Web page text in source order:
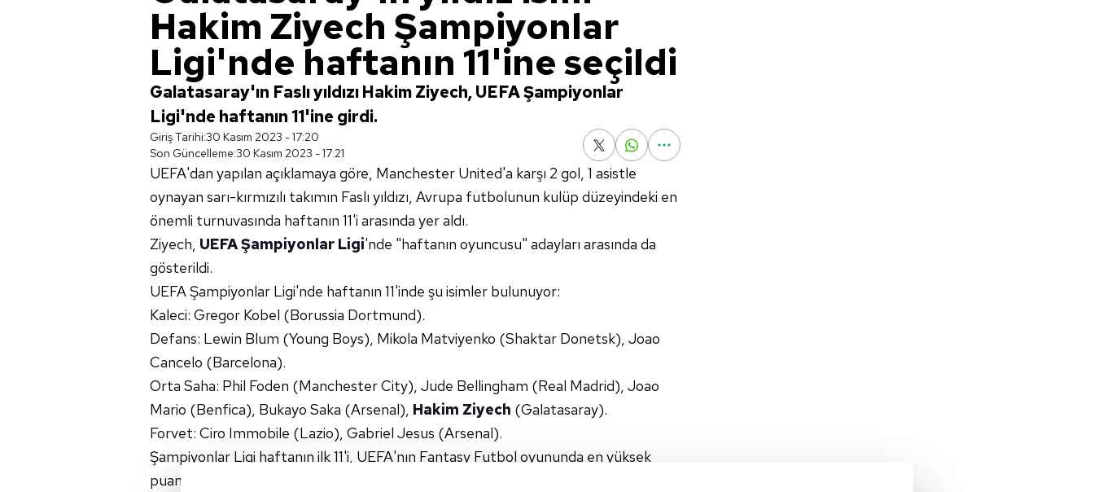
Hakim Ziyech Şampiyonlar
Ligi'nde haftanın 11'ine seçildi
Galatasaray'ın Faslı yıldızı Hakim Ziyech, UEFA Şampiyonlar
Ligi'nde haftanın 11'ine girdi.
Giriş Tarihi:30 Kasım 2023 - 17:20
Son Güncelleme:30 Kasım 2023 - 17:21
UEFA'dan yapılan açıklamaya göre, Manchester United'a karşı 2 gol, 1 asistle
oynayan sarı-kırmızılı takımın Faslı yıldızı, Avrupa futbolunun kulüp düzeyindeki en
önemli turnuvasında haftanın 11'i arasında yer aldı.
Ziyech, UEFA Şampiyonlar Ligi'nde "haftanın oyuncusu" adayları arasında da
gösterildi.
UEFA Şampiyonlar Ligi'nde haftanın 11'inde şu isimler bulunuyor:
Kaleci: Gregor Kobel (Borussia Dortmund).
Defans: Lewin Blum (Young Boys), Mikola Matviyenko (Shaktar Donetsk), Joao
Cancelo (Barcelona).
Orta Saha: Phil Foden (Manchester City), Jude Bellingham (Real Madrid), Joao
Mario (Benfica), Bukayo Saka (Arsenal), Hakim Ziyech (Galatasaray).
Forvet: Ciro Immobile (Lazio), Gabriel Jesus (Arsenal).
Şampiyonlar Ligi haftanın ilk 11'i, UEFA'nın Fantasy Futbol oyununda en yüksek
puanı alan oyunculardan oluşuyor.